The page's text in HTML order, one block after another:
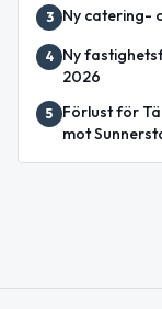
3 Ny catering-
4
Ny
2026
5
Förlust för
mot